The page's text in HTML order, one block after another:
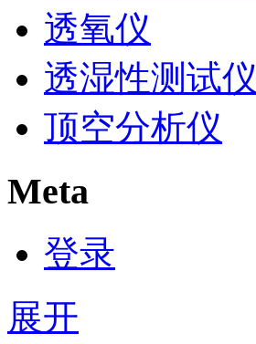
透氧仪
透湿性测试仪
顶空分析仪
Meta
登录
展开